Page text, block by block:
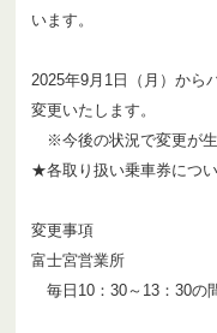
います。
2025年9月1日（月）から
変更いたします。
※今後の状況で変更が生
★各取り扱い乗車券につ
変更事項
富士宮営業所
毎日10：30～13：30の